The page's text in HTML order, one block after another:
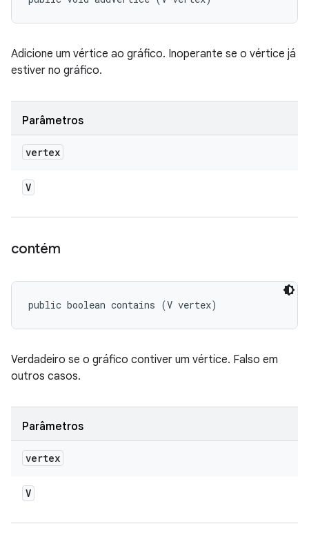
Adicione um vértice ao gráfico. Inoperante se o vértice já
estiver no gráfico.
Parâmetros
vertex
V
contém
public boolean contains (V vertex)
Verdadeiro se o gráfico contiver um vértice. Falso em
outros casos.
Parâmetros
vertex
V